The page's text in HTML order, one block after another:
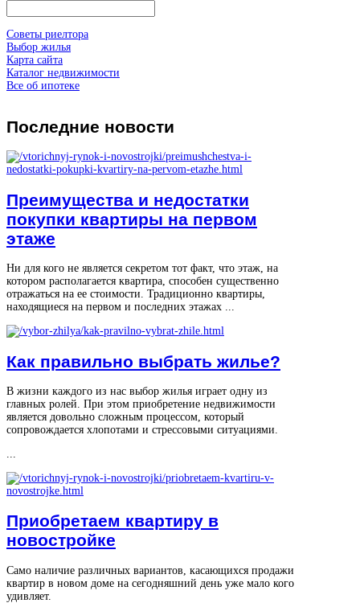
Советы риелтора
Выбор жилья
Карта сайта
Каталог недвижимости
Все об ипотеке
Последние новости
Преимущества и недостатки
покупки квартиры на первом
этаже
Ни для кого не является секретом тот факт, что этаж, на
котором располагается квартира, способен существенно
отражаться на ее стоимости. Традиционно квартиры,
находящиеся на первом и последних этажах ...
Как правильно выбрать жилье?
В жизни каждого из нас выбор жилья играет одну из
главных ролей. При этом приобретение недвижимости
является довольно сложным процессом, который
сопровождается хлопотами и стрессовыми ситуациями.
...
Приобретаем квартиру в
новостройке
Само наличие различных вариантов, касающихся продажи
квартир в новом доме на сегодняшний день уже мало кого
удивляет.